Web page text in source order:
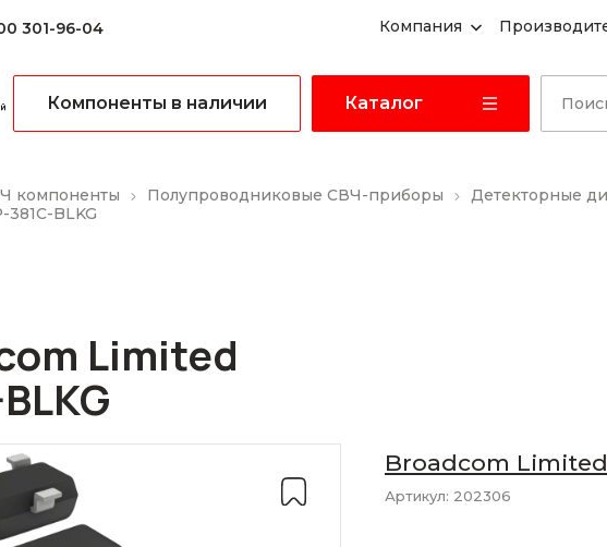
301-96-04 Компания
Компоненты в наличии Каталог
компоненты Полупроводниковые СВЧ-приборы
Детекторные
BLKG
Limited
Broadcom Limited
Артикул: 202306